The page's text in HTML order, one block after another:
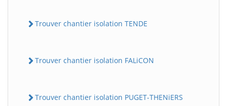
Trouver chantier isolation TENDE
Trouver chantier isolation FALiCON
Trouver chantier isolation PUGET-THENiERS